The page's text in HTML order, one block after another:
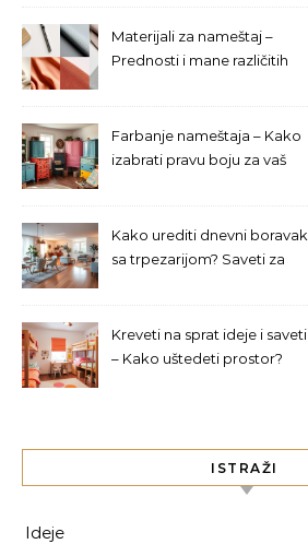
Materijali za nameštaj –
Prednosti i mane različitih
Farbanje nameštaja – Kako
izabrati pravu boju za vaš
Kako urediti dnevni boravak
sa trpezarijom? Saveti za
Kreveti na sprat ideje i saveti
– Kako uštedeti prostor?
ISTRAŽI
Ideje